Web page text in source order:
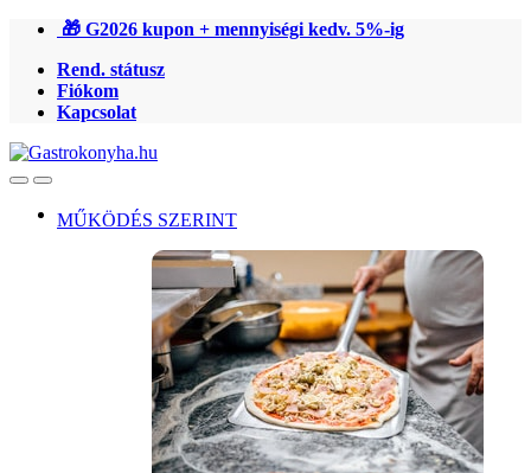
Ugrás
navigációhoz
Ugrás
tartalomra
🎁 G2026 kupon + mennyiségi kedv. 5%-ig
Rend. státusz
Fiókom
Kapcsolat
OpenClose
MŰKÖDÉS SZERINT